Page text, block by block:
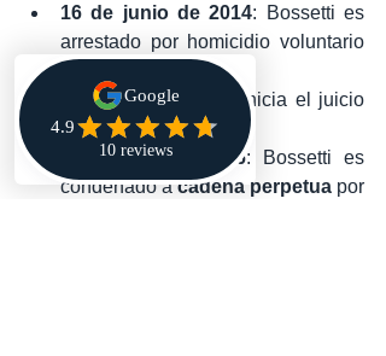
16 de junio de 2014: Bossetti es
arrestado por homicidio voluntario
3 de julio de 2015
: Inicia el juicio
en Bérgamo.
1 de julio de 2016: Bossetti es
condenado a cadena perpetua por